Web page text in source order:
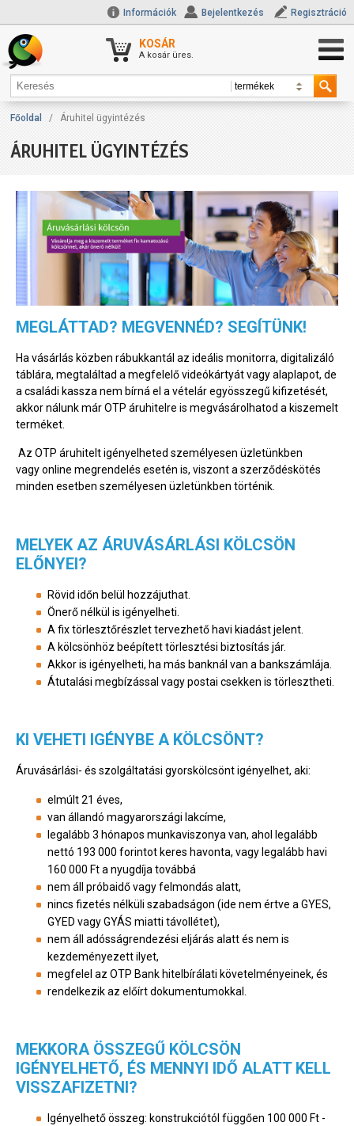
Információk Bejelentkezés Regisztráció
KOSÁR
A kosár üres.
Főoldal / Áruhitel ügyintézés
ÁRUHITEL ÜGYINTÉZÉS
MEGLÁTTAD? MEGVENNÉD? SEGÍTÜNK!
Ha vásárlás közben rábukkantál az ideális monitorra, digitalizáló
táblára, megtaláltad a megfelelő videókártyát vagy alaplapot, de
a családi kassza nem bírná el a vételár egyösszegű kifizetését,
akkor nálunk már OTP áruhitelre is megvásárolhatod a kiszemelt
terméket.
Az OTP áruhiteltigényelheted személyesen üzletünkben
vagy online megrendelés esetén is, viszont a szerződéskötés
minden esetben személyesen üzletünkben történik.
MELYEK AZ ÁRUVÁSÁRLÁSI KÖLCSÖN
ELŐNYEI?
Rövid időn belül hozzájuthat.
Önerő nélkül is igényelheti.
A fix törlesztőrészlet tervezhető havi kiadást jelent.
A kölcsönhöz beépített törlesztési biztosítás jár.
Akkor is igényelheti, ha más banknál van a bankszámlája.
Átutalási megbízással vagy postai csekken is törlesztheti.
KI VEHETI IGÉNYBE A KÖLCSÖNT?
Áruvásárlási- és szolgáltatási gyorskölcsönt igényelhet, aki:
elmúlt 21 éves,
van állandó magyarországi lakcíme,
legalább 3 hónapos munkaviszonya van, ahol legalább
nettó 193 000 forintot keres havonta, vagy legalább havi
160 000 Ft a nyugdíja továbbá
nem áll próbaidő vagy felmondás alatt,
nincs fizetés nélküli szabadságon (ide nem értve a GYES,
GYED vagy GYÁS miatti távollétet),
nem áll adósságrendezési eljárás alatt és nem is
kezdeményezett ilyet,
megfelel az OTP Bank hitelbírálati követelményeinek, és
rendelkezik az előírt dokumentumokkal.
MEKKORA ÖSSZEGŰ KÖLCSÖN
IGÉNYELHETŐ, ÉS MENNYI IDŐ ALATT KELL
VISSZAFIZETNI?
Igényelhető összeg: konstrukciótól függően 100 000 Ft -